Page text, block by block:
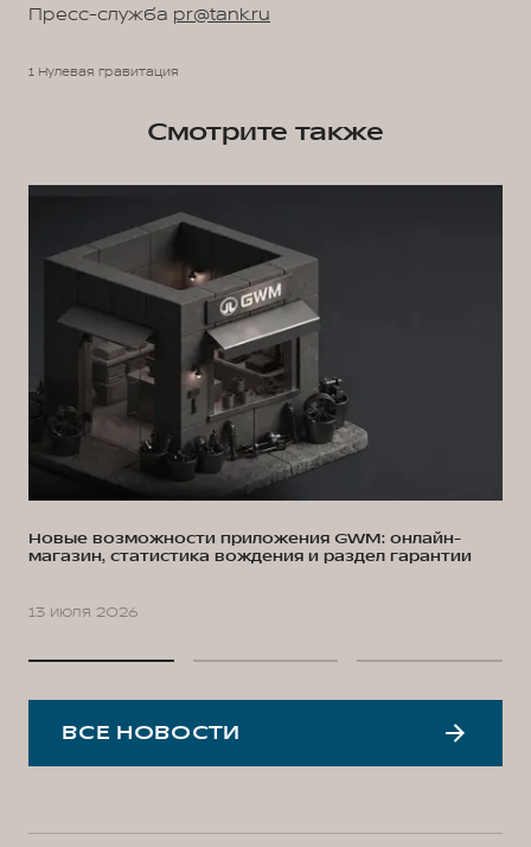
Пресс-служба pr@tank.ru
1 Нулевая гравитация
Смотрите также
Новые возможности приложения GWM: онлайн-
магазин, статистика вождения и раздел гарантии
13 июля 2026
ВСЕ НОВОСТИ